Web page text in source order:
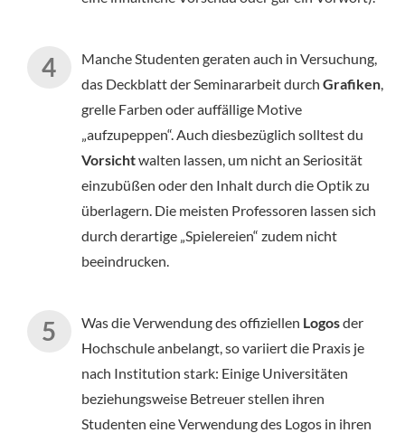
Manche Studenten geraten auch in Versuchung,
das Deckblatt der Seminararbeit durch Grafiken,
grelle Farben oder auffällige Motive
„aufzupeppen“. Auch diesbezüglich solltest du
Vorsichtwalten lassen, um nicht an Seriosität
einzubüßen oder den Inhalt durch die Optik zu
überlagern. Die meisten Professoren lassen sich
durch derartige „Spielereien“ zudem nicht
beeindrucken.
Was die Verwendung des offiziellen Logosder
Hochschule anbelangt, so variiert die Praxis je
nach Institution stark: Einige Universitäten
beziehungsweise Betreuer stellen ihren
Studenten eine Verwendung des Logos in ihren